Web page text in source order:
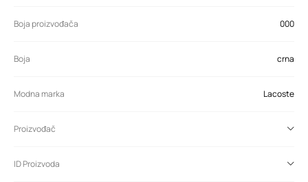
Boja proizvođača 000
Boja crna
Modna marka Lacoste
Proizvođač
ID Proizvoda